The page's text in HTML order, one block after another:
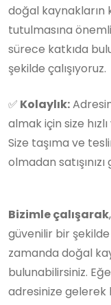
doğal kaynakların
tutulmasına
sürece katkıda
şekilde çalışıyoruz.
✅ Kolaylık:
almak için size
Size taşıma ve
olmadan
Bizimle çalışarak
güvenilir bir şekilde
zamanda doğal
bulunabilirsiniz.
adresinize gelerek